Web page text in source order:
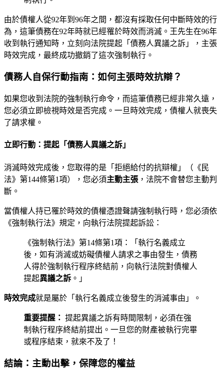
由於債權人從92年到96年之間，都沒有採取任何中斷時效的行
為，這筆債務在92年時就已經罹於時效而消滅。王先生在96年
收到執行通知時，立刻向法院提起「債務人異議之訴」，主張
時效完成，最終成功撤銷了這次強制執行。
債務人自保行動指南：如何主張時效抗辯？
如果您收到法院的強制執行命令，而這筆債務已經非常久遠，
您必須立即檢視時效是否完成。一旦時效完成，債權人就喪失
了請求權。
立即行動：提起「債務人異議之訴」
消滅時效完成後，您取得的是「拒絕給付的抗辯權」（《民
法》第144條第1項），您必須主動主張 ，法院不會替您主動判
斷。
當債權人持已罹於時效的債權憑證聲請強制執行時，您必須依
《強制執行法》規定，向執行法院提起訴訟：
《強制執行法》第14條第1項：「執行名義成立
後，如有消滅或妨礙債權人請求之事由發生，債務
人得於強制執行程序終結前，向執行法院對債權人
提起異議之訴 。」
時效完成就是屬於「執行名義成立後發生的消滅事由」。
重要提醒： 提起異議之訴有時間限制，必須在強
制執行程序終結前提出。一旦您的財產被執行完畢
或程序結束，就來不及了！
結論：主動出擊，保障您的權益